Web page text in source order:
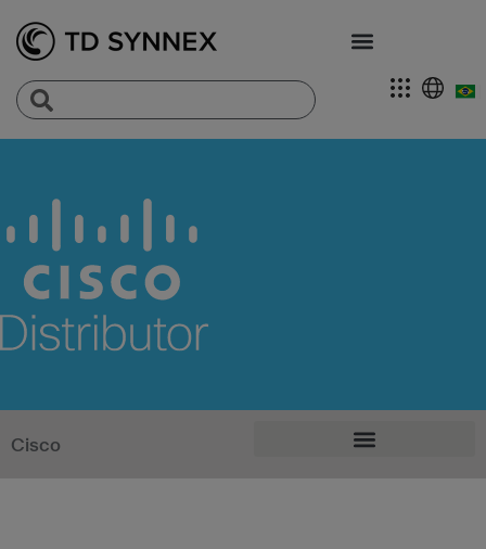
Cisco